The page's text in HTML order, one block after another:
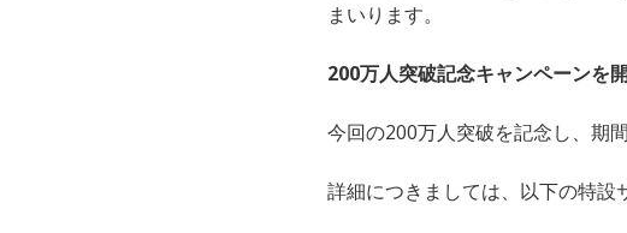
まいります。
200万人突破記念キャンペーンを
今回の200万人突破を記念し、期
詳細につきましては、以下の特設